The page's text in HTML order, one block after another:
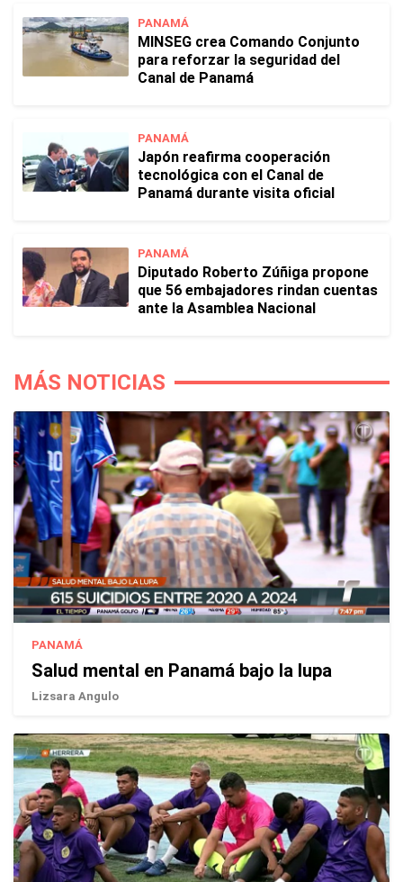
PANAMÁ
MINSEG crea Comando Conjunto
para reforzar la seguridad del
Canal de Panamá
PANAMÁ
Japón reafirma cooperación
tecnológica con el Canal de
Panamá durante visita oficial
PANAMÁ
Diputado Roberto Zúñiga propone
que 56 embajadores rindan cuentas
ante la Asamblea Nacional
MÁS NOTICIAS
PANAMÁ
Salud mental en Panamá bajo la lupa
Lizsara Angulo